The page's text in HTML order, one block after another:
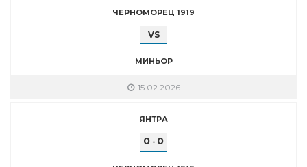
ЧЕРНОМОРЕЦ 1919
VS
МИНЬОР
15.02.2026
ЯНТРА
0 - 0